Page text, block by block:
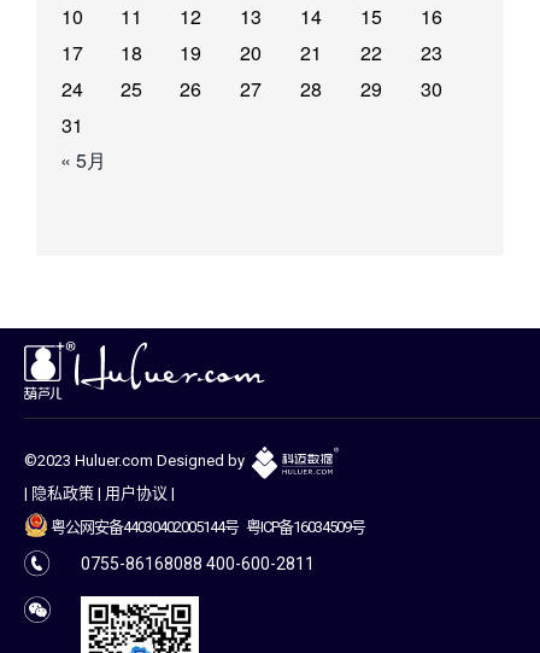
10
11 12 13 14 15
16
17
18 19 20 21 22
23
24
25 26 27 28 29
30
31
« 5月
©2023 Huluer.com Designed by
| 隐私政策 | 用户协议 |
粤公网安备44030402005144号 粤ICP备16034509号
0755-86168088 400-600-2811